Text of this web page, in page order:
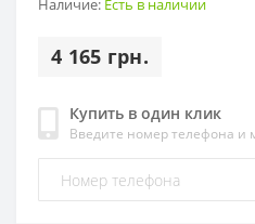
Наличие: Есть в наличии
4 165 грн.
Купить в один клик
Введите номер телефона и